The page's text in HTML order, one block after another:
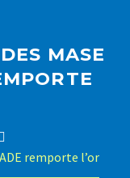
MASE
remporte l’or